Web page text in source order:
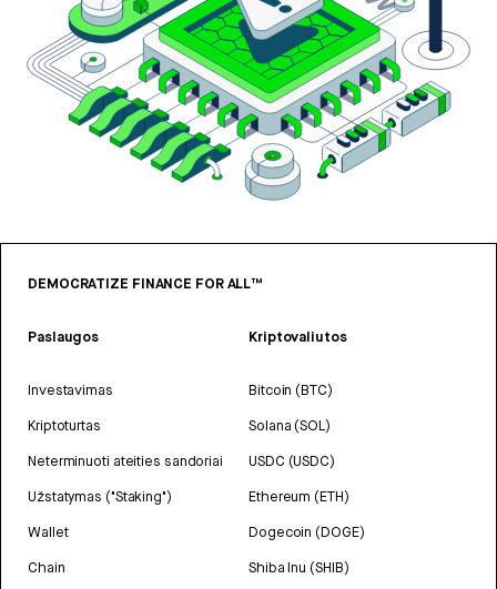
DEMOCRATIZE FINANCE FOR ALL™
Paslaugos
Investavimas
Kriptoturtas
Neterminuoti ateities sandoriai
Užstatymas ("Staking")
Wallet
Chain
Kriptovaliutos
Bitcoin (BTC)
Solana (SOL)
USDC (USDC)
Ethereum (ETH)
Dogecoin (DOGE)
Shiba Inu (SHIB)